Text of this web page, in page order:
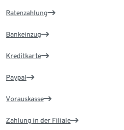
Ratenzahlung
Bankeinzug
Kreditkarte
Paypal
Vorauskasse
Zahlung in der Filiale